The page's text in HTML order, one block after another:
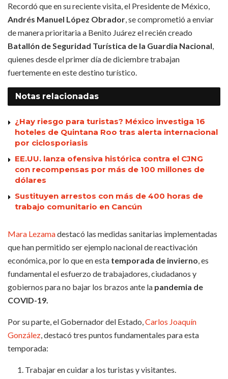
Recordó que en su reciente visita, el Presidente de México,
Andrés Manuel López Obrador , se comprometió a enviar
de manera prioritaria a Benito Juárez el recién creado
Batallón de Seguridad Turística de la Guardia Nacional
quienes desde el primer día de diciembre trabajan
fuertemente en este destino turístico.
Notas relacionadas
¿Hay riesgo para turistas? México investiga 16
hoteles de Quintana Roo tras alerta internacional
por ciclosporiasis
EE.UU. lanza ofensiva histórica contra el CJNG
con recompensas por más de 100 millones de
dólares
Sustituyen arrestos con más de 400 horas de
trabajo comunitario en Cancún
Mara Lezamadestacó las medidas sanitarias implementadas
que han permitido ser ejemplo nacional de reactivación
económica, por lo que en esta temporada de invierno , es
fundamental el esfuerzo de trabajadores, ciudadanos y
gobiernos para no bajar los brazos ante la pandemia de
COVID-19.
Por su parte, el Gobernador del Estado, Carlos Joaquín
González , destacó tres puntos fundamentales para esta
temporada:
Trabajar en cuidar a los turistas y visitantes.